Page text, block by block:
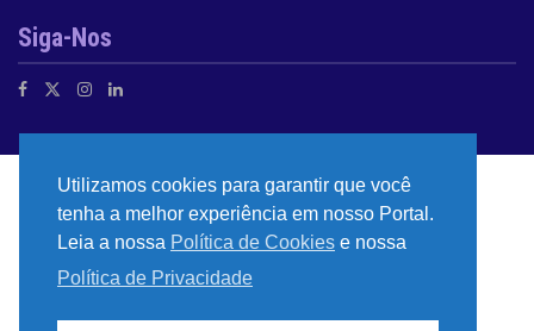
Siga-Nos
Utilizamos cookies para garantir que você
tenha a melhor experiência em nosso Portal.
Leia a nossa Política de Cookies e nossa
Política de Privacidade